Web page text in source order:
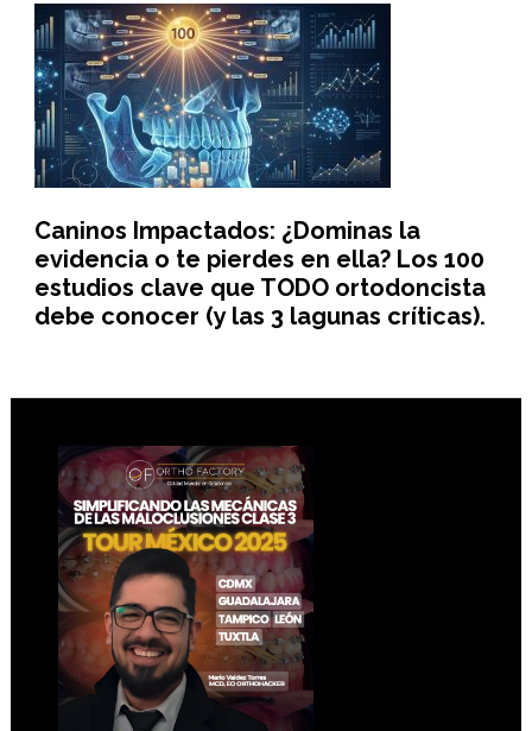
Caninos Impactados: ¿Dominas la
evidencia o te pierdes en ella? Los 100
estudios clave que TODO ortodoncista
debe conocer (y las 3 lagunas críticas).
Footer